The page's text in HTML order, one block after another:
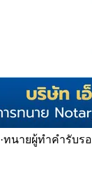
·ทนายผู้ทำคำรับร